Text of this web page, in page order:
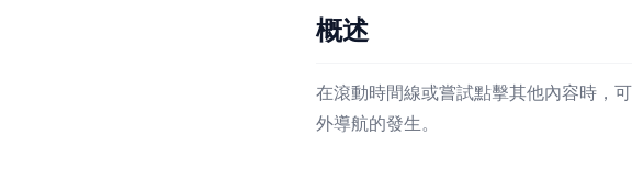
概述
在滾動時間線或嘗試點擊其他內容時，
外導航的發生。